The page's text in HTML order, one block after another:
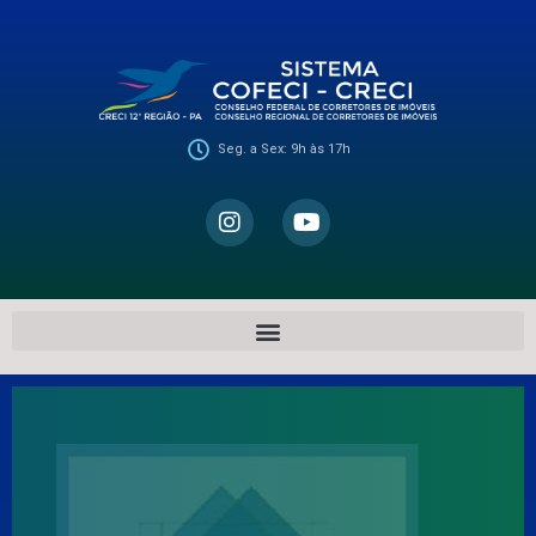
Seg. a Sex: 9h às 17h